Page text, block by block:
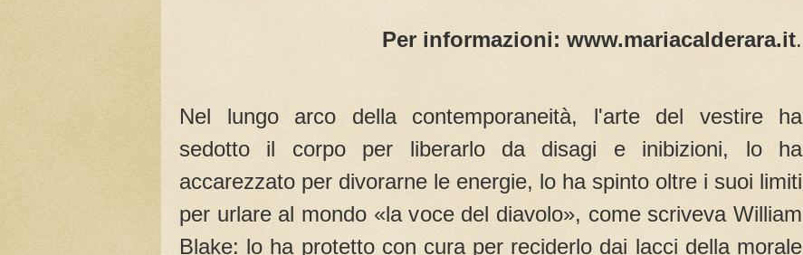
Per informazioni: www.mariacalderara.it.
Nel lungo arco della contemporaneità, l'arte del vestire ha
sedotto il corpo per liberarlo da disagi e inibizioni, lo ha
accarezzato per divorarne le energie, lo ha spinto oltre i suoi limiti
per urlare al mondo «la voce del diavolo», come scriveva William
Blake: lo ha protetto con cura per reciderlo dai lacci della morale